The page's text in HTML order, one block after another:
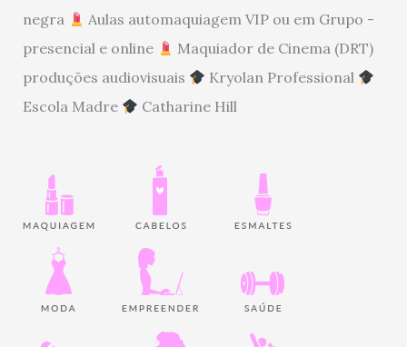
negra
Aulas automaquiagem VIP ou em Grupo -
presencial e online
Maquiador de Cinema (DRT)
produções audiovisuais
Kryolan Professional
Escola Madre
Catharine Hill